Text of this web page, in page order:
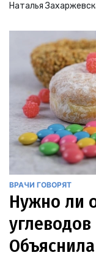
Наталья
ВРАЧИ ГОВОРЯТ
Нужно ли